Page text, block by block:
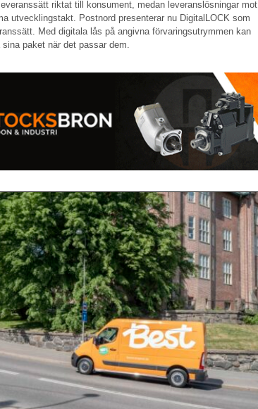
riktat till konsument, medan leveranslösningar mot
utvecklingstakt. Postnord presenterar nu DigitalLOCK som
Med digitala lås på angivna förvaringsutrymmen kan
paket när det passar dem.